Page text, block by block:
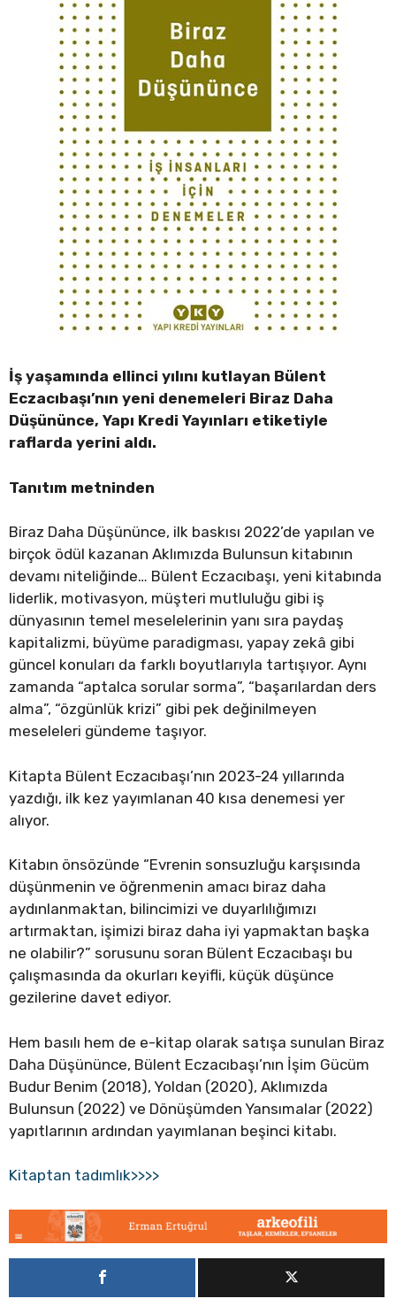
İş yaşamında ellinci yılını kutlayan Bülent
Eczacıbaşı’nın yeni denemeleri Biraz Daha
Düşününce, Yapı Kredi Yayınları etiketiyle
raflarda yerini aldı.
Tanıtım metninden
Biraz Daha Düşününce, ilk baskısı 2022’de yapılan ve
birçok ödül kazanan Aklımızda Bulunsun kitabının
devamı niteliğinde… Bülent Eczacıbaşı, yeni kitabında
liderlik, motivasyon, müşteri mutluluğu gibi iş
dünyasının temel meselelerinin yanı sıra paydaş
kapitalizmi, büyüme paradigması, yapay zekâ gibi
güncel konuları da farklı boyutlarıyla tartışıyor. Aynı
zamanda “aptalca sorular sorma”, “başarılardan ders
alma”, “özgünlük krizi” gibi pek değinilmeyen
meseleleri gündeme taşıyor.
Kitapta Bülent Eczacıbaşı’nın 2023-24 yıllarında
yazdığı, ilk kez yayımlanan 40 kısa denemesi yer
alıyor.
Kitabın önsözünde “Evrenin sonsuzluğu karşısında
düşünmenin ve öğrenmenin amacı biraz daha
aydınlanmaktan, bilincimizi ve duyarlılığımızı
artırmaktan, işimizi biraz daha iyi yapmaktan başka
ne olabilir?” sorusunu soran Bülent Eczacıbaşı bu
çalışmasında da okurları keyifli, küçük düşünce
gezilerine davet ediyor.
Hem basılı hem de e-kitap olarak satışa sunulan Biraz
Daha Düşününce, Bülent Eczacıbaşı’nın İşim Gücüm
Budur Benim (2018), Yoldan (2020), Aklımızda
Bulunsun (2022) ve Dönüşümden Yansımalar (2022)
yapıtlarının ardından yayımlanan beşinci kitabı.
Kitaptan tadımlık>>>>